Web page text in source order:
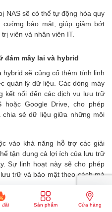
NAS sẽ có thể tự động hóa quy
bảo mật, giúp giảm bớt
viên và nhân viên IT.
đám mây lai và hybrid
sẽ củng cố thêm tính linh
quản lý dữ liệu. Các dòng máy
kết nối đến các dịch vụ lưu trữ
hoặc Google Drive, cho phép
sẻ dữ liệu giữa những môi
vào khả năng hỗ trợ các giải
tận dụng cả lợi ích của lưu trữ
Sự linh hoạt này sẽ cho phép
trữ và bảo mật theo cách mà
đến hệ thống NAS
đãi Sản phẩm Cửa hàng